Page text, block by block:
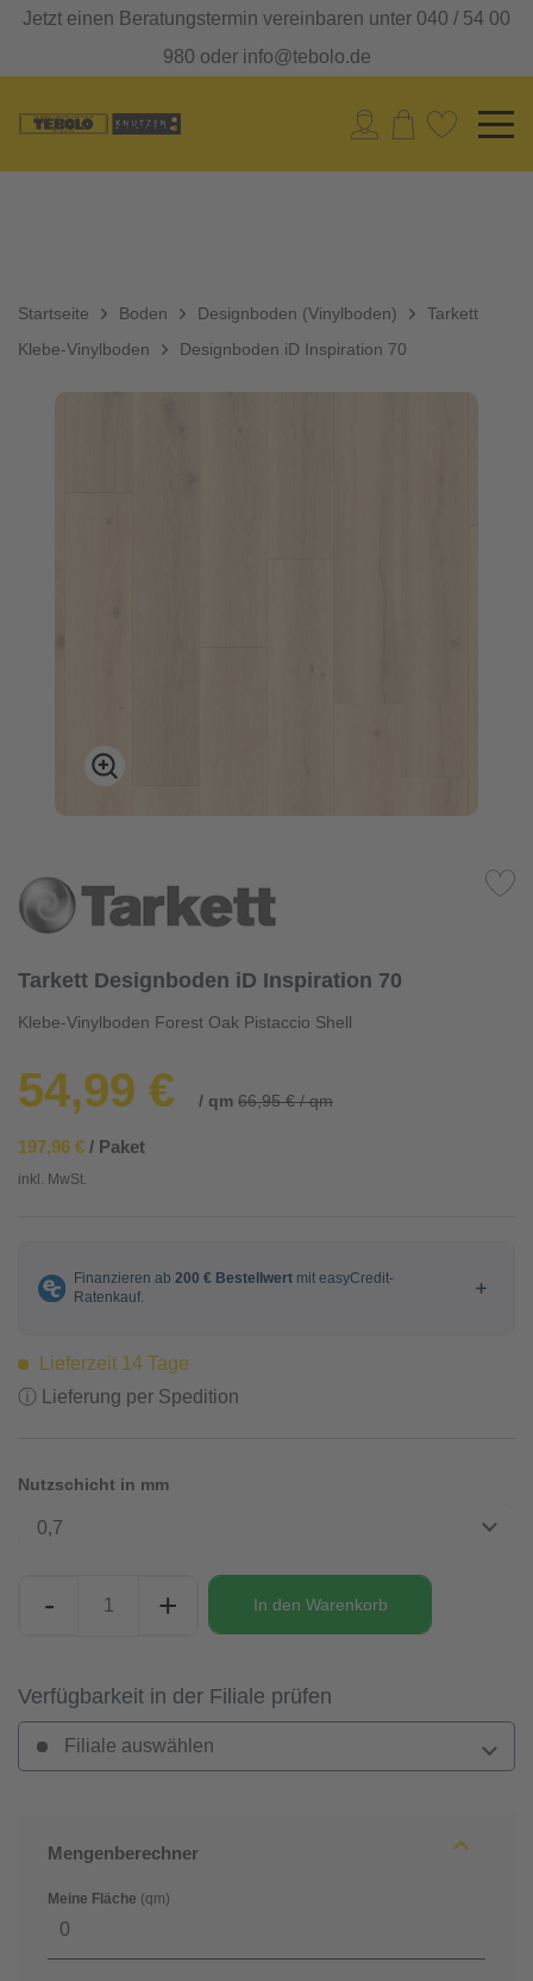
Jetzt einen Beratungstermin vereinbaren unter 040 / 54 00
980 oder info@tebolo.de
Startseite Boden
Designboden (Vinylboden)
Klebe-Vinylboden
Tarkett
Designboden iD Inspiration 70
Tarkett Designboden iD Inspiration 70
Klebe-Vinylboden Forest Oak Pistaccio Shell
54,99 € / qm 66,95 € / qm
197,96 € / Paket
inkl. MwSt.
Lieferzeit 14 Tage
ⓘ Lieferung per Spedition
Nutzschicht in mm
0,7
- + In den Warenkorb
Verfügbarkeit in der Filiale prüfen
Filiale auswählen
Mengenberechner
Meine Fläche (qm)